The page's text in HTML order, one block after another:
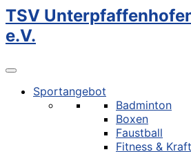
TSV
e.V.
Sportangebot
Badminton
Boxen
Faustball
Fitness &